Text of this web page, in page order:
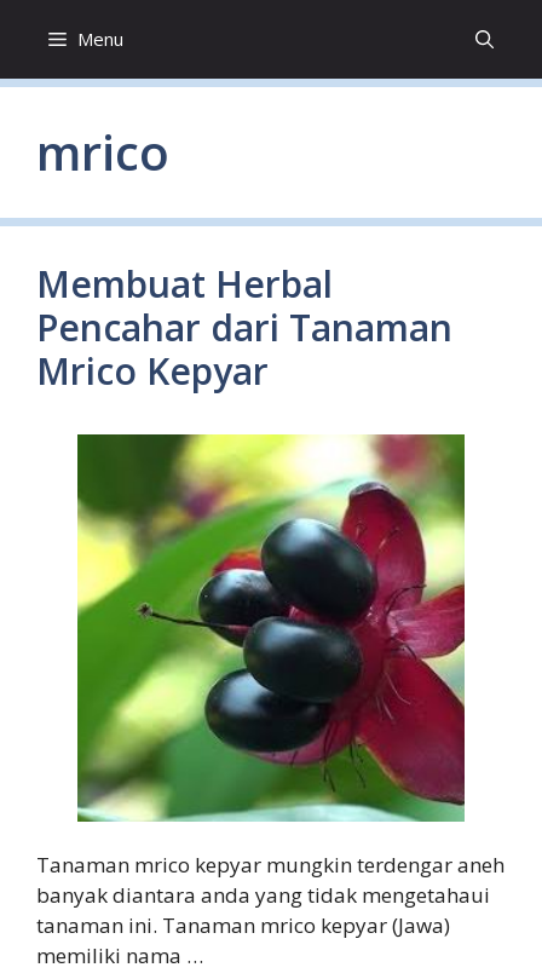
content
Menu
mrico
Membuat Herbal
Pencahar dari Tanaman
Mrico Kepyar
Tanaman mrico kepyar mungkin terdengar aneh
banyak diantara anda yang tidak mengetahaui
tanaman ini. Tanaman mrico kepyar (Jawa)
memiliki nama …